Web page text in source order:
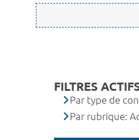
FILTRES
Par type de
Par rubrique: